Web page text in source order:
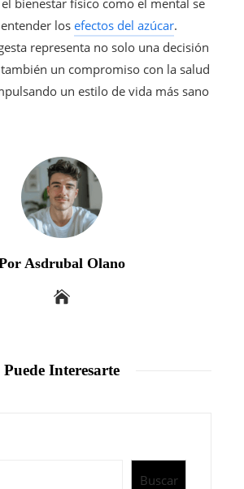
bienestar físico como el mental se
los efectos del azúcar.
representa no solo una decisión
un compromiso con la salud
un estilo de vida más sano
Asdrubal Olano
Puede Interesarte
Buscar